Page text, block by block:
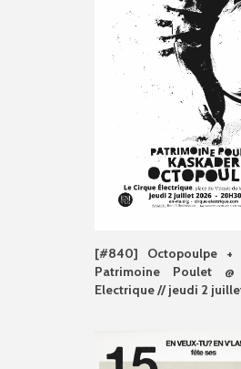
[#840] Octopoulpe +
Patrimoine Poulet
Electrique // jeudi 2